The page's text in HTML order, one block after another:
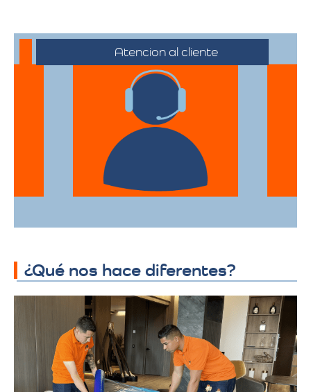
Atencion al cliente
Desde el primer contacto hasta la
finalización de la mudanza, se ofrece un
servicio al cliente excepcional,
adaptándose a sus horarios y
necesidades específicas.
¿Qué nos hace diferentes?